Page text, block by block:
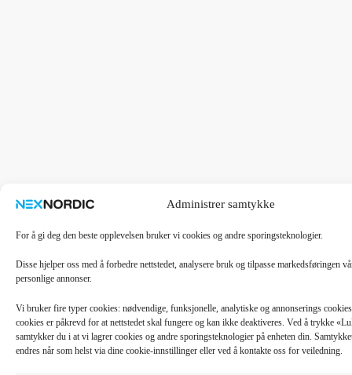
Administrer samtykke
For å gi deg den beste opplevelsen bruker vi cookies og andre sporingsteknologier.
Disse hjelper oss med å forbedre nettstedet, analysere bruk og tilpasse markedsføringen
personlige annonser.
Vi bruker fire typer cookies: nødvendige, funksjonelle, analytiske og annonserings
cookies er påkrevd for at nettstedet skal fungere og kan ikke deaktiveres. Ved å trykke
samtykker du i at vi lagrer cookies og andre sporingsteknologier på enheten din.
endres når som helst via dine cookie-innstillinger eller ved å kontakte oss for veiledning.